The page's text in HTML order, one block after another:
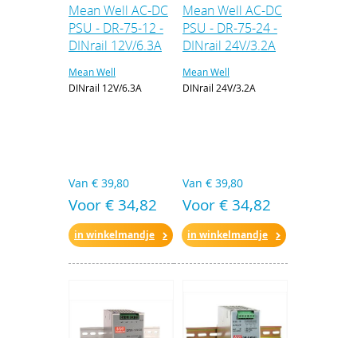
Mean Well AC-DC
PSU - DR-75-12 -
DINrail 12V/6.3A
Mean Well
DINrail 12V/6.3A
Van € 39,80
Voor € 34,82
in winkelmandje
Mean Well AC-DC
PSU - DR-75-24 -
DINrail 24V/3.2A
Mean Well
DINrail 24V/3.2A
Van € 39,80
Voor € 34,82
in winkelmandje